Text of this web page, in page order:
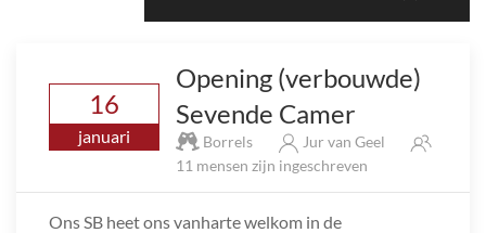
16
januari
Opening (verbouwde)
Sevende Camer
Borrels
Jur van Geel
11 mensen zijn ingeschreven
Ons SB heet ons vanharte welkom in de